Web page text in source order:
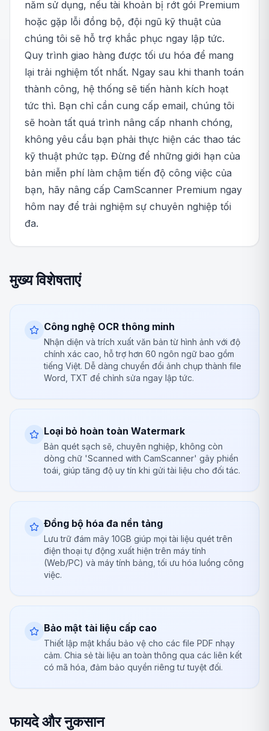
năm sử dụng, nếu tài khoản bị rớt gói Premium
hoặc gặp lỗi đồng bộ, đội ngũ kỹ thuật của
chúng tôi sẽ hỗ trợ khắc phục ngay lập tức.
Quy trình giao hàng được tối ưu hóa để mang
lại trải nghiệm tốt nhất. Ngay sau khi thanh toán
thành công, hệ thống sẽ tiến hành kích hoạt
tức thì. Bạn chỉ cần cung cấp email, chúng tôi
sẽ hoàn tất quá trình nâng cấp nhanh chóng,
không yêu cầu bạn phải thực hiện các thao tác
kỹ thuật phức tạp. Đừng để những giới hạn của
bản miễn phí làm chậm tiến độ công việc của
bạn, hãy nâng cấp CamScanner Premium ngay
hôm nay để trải nghiệm sự chuyên nghiệp tối
đa.
मुख्य विशेषताएं
Công nghệ OCR thông minh
Nhận diện và trích xuất văn bản từ hình ảnh với độ
chính xác cao, hỗ trợ hơn 60 ngôn ngữ bao gồm
tiếng Việt. Dễ dàng chuyển đổi ảnh chụp thành file
Word, TXT để chỉnh sửa ngay lập tức.
Loại bỏ hoàn toàn Watermark
Bản quét sạch sẽ, chuyên nghiệp, không còn
dòng chữ 'Scanned with CamScanner' gây phiền
toái, giúp tăng độ uy tín khi gửi tài liệu cho đối tác.
Đồng bộ hóa đa nền tảng
Lưu trữ đám mây 10GB giúp mọi tài liệu quét trên
điện thoại tự động xuất hiện trên máy tính
(Web/PC) và máy tính bảng, tối ưu hóa luồng công
việc.
Bảo mật tài liệu cấp cao
Thiết lập mật khẩu bảo vệ cho các file PDF nhạy
cảm. Chia sẻ tài liệu an toàn thông qua các liên kết
có mã hóa, đảm bảo quyền riêng tư tuyệt đối.
फायदे और नुकसान